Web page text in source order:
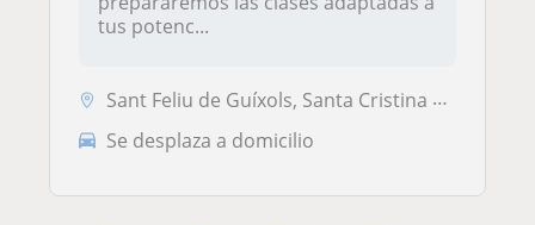
tus potenc...
Sant Feliu de Guíxols, Santa Cristina D'Aro
Se desplaza a domicilio